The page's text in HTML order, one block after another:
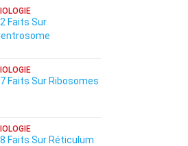
Faits Sur
Faits Sur Ribosomes
Faits Sur Réticulum